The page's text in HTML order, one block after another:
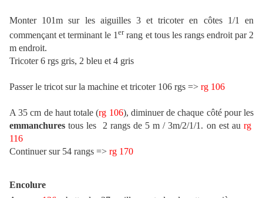
Monter 101m sur les aiguilles 3 et tricoter en côtes 1/1 en
commençant et terminant le 1errang et tous les rangs endroit par 2
m endroit.
Tricoter 6 rgs gris, 2 bleu et 4 gris
Passer le tricot sur la machine et tricoter 106 rgs => rg 106
A 35 cm de haut totale (rg 106), diminuer de chaque côté pour les
emmanchures tous les 2 rangs de 5 m / 3m/2/1/1. on est au rg
116
Continuer sur 54 rangs => rg 170
Encolure